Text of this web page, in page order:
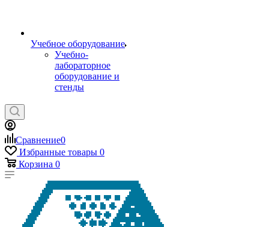
Учебное оборудование
Учебно-
лабораторное
оборудование и
стенды
Сравнение0
Избранные товары 0
Корзина 0